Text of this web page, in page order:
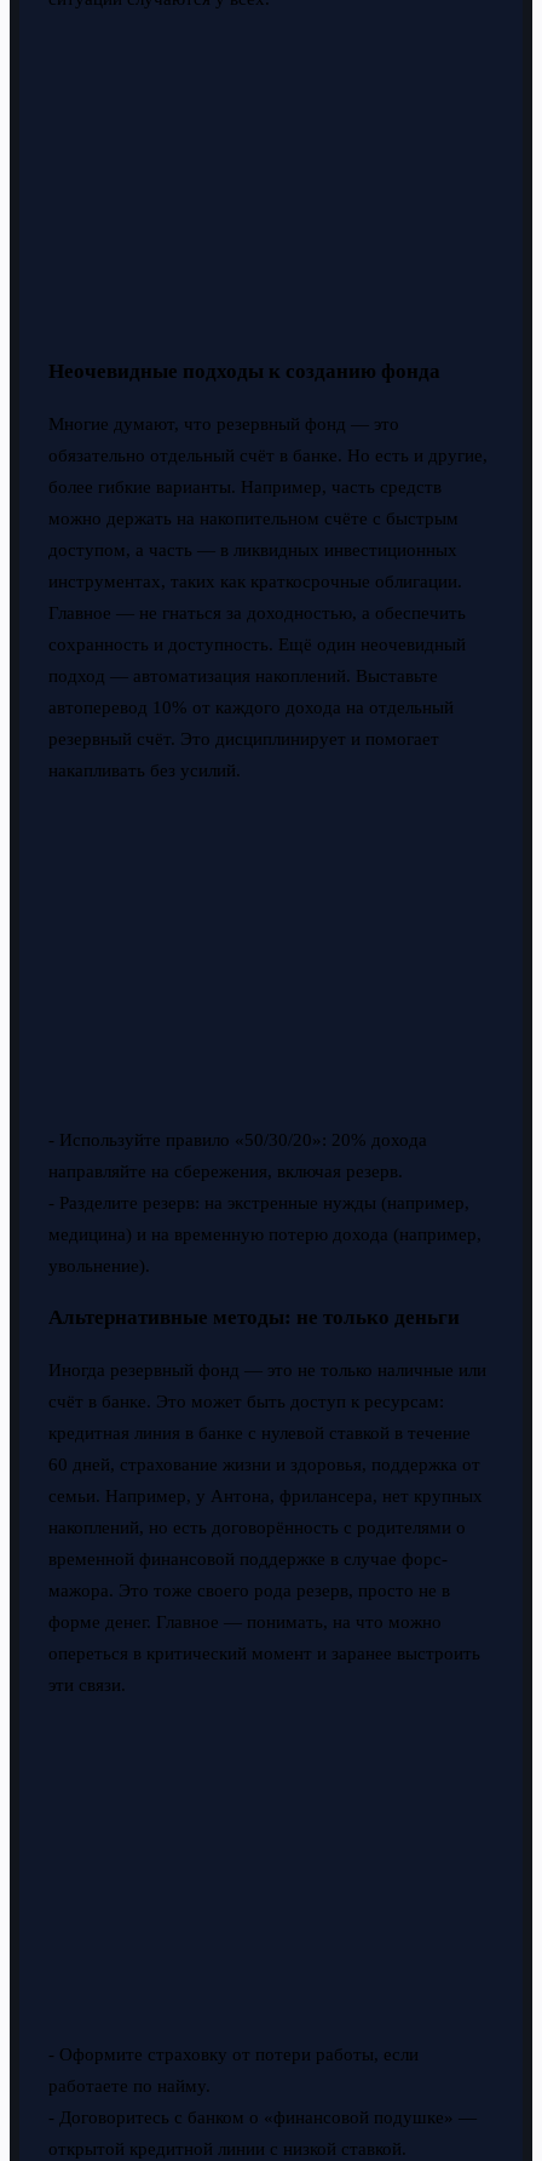
Неочевидные подходы к созданию фонда
Многие думают, что резервный фонд — это
обязательно отдельный счёт в банке. Но есть и другие,
более гибкие варианты. Например, часть средств
можно держать на накопительном счёте с быстрым
доступом, а часть — в ликвидных инвестиционных
инструментах, таких как краткосрочные облигации.
Главное — не гнаться за доходностью, а обеспечить
сохранность и доступность. Ещё один неочевидный
подход — автоматизация накоплений. Выставьте
автоперевод 10% от каждого дохода на отдельный
резервный счёт. Это дисциплинирует и помогает
накапливать без усилий.
- Используйте правило «50/30/20»: 20% дохода
направляйте на сбережения, включая резерв.
- Разделите резерв: на экстренные нужды (например,
медицина) и на временную потерю дохода (например,
увольнение).
Альтернативные методы: не только деньги
Иногда резервный фонд — это не только наличные или
счёт в банке. Это может быть доступ к ресурсам:
кредитная линия в банке с нулевой ставкой в течение
60 дней, страхование жизни и здоровья, поддержка от
семьи. Например, у Антона, фрилансера, нет крупных
накоплений, но есть договорённость с родителями о
временной финансовой поддержке в случае форс-
мажора. Это тоже своего рода резерв, просто не в
форме денег. Главное — понимать, на что можно
опереться в критический момент и заранее выстроить
эти связи.
- Оформите страховку от потери работы, если
работаете по найму.
- Договоритесь с банком о «финансовой подушке» —
открытой кредитной линии с низкой ставкой.